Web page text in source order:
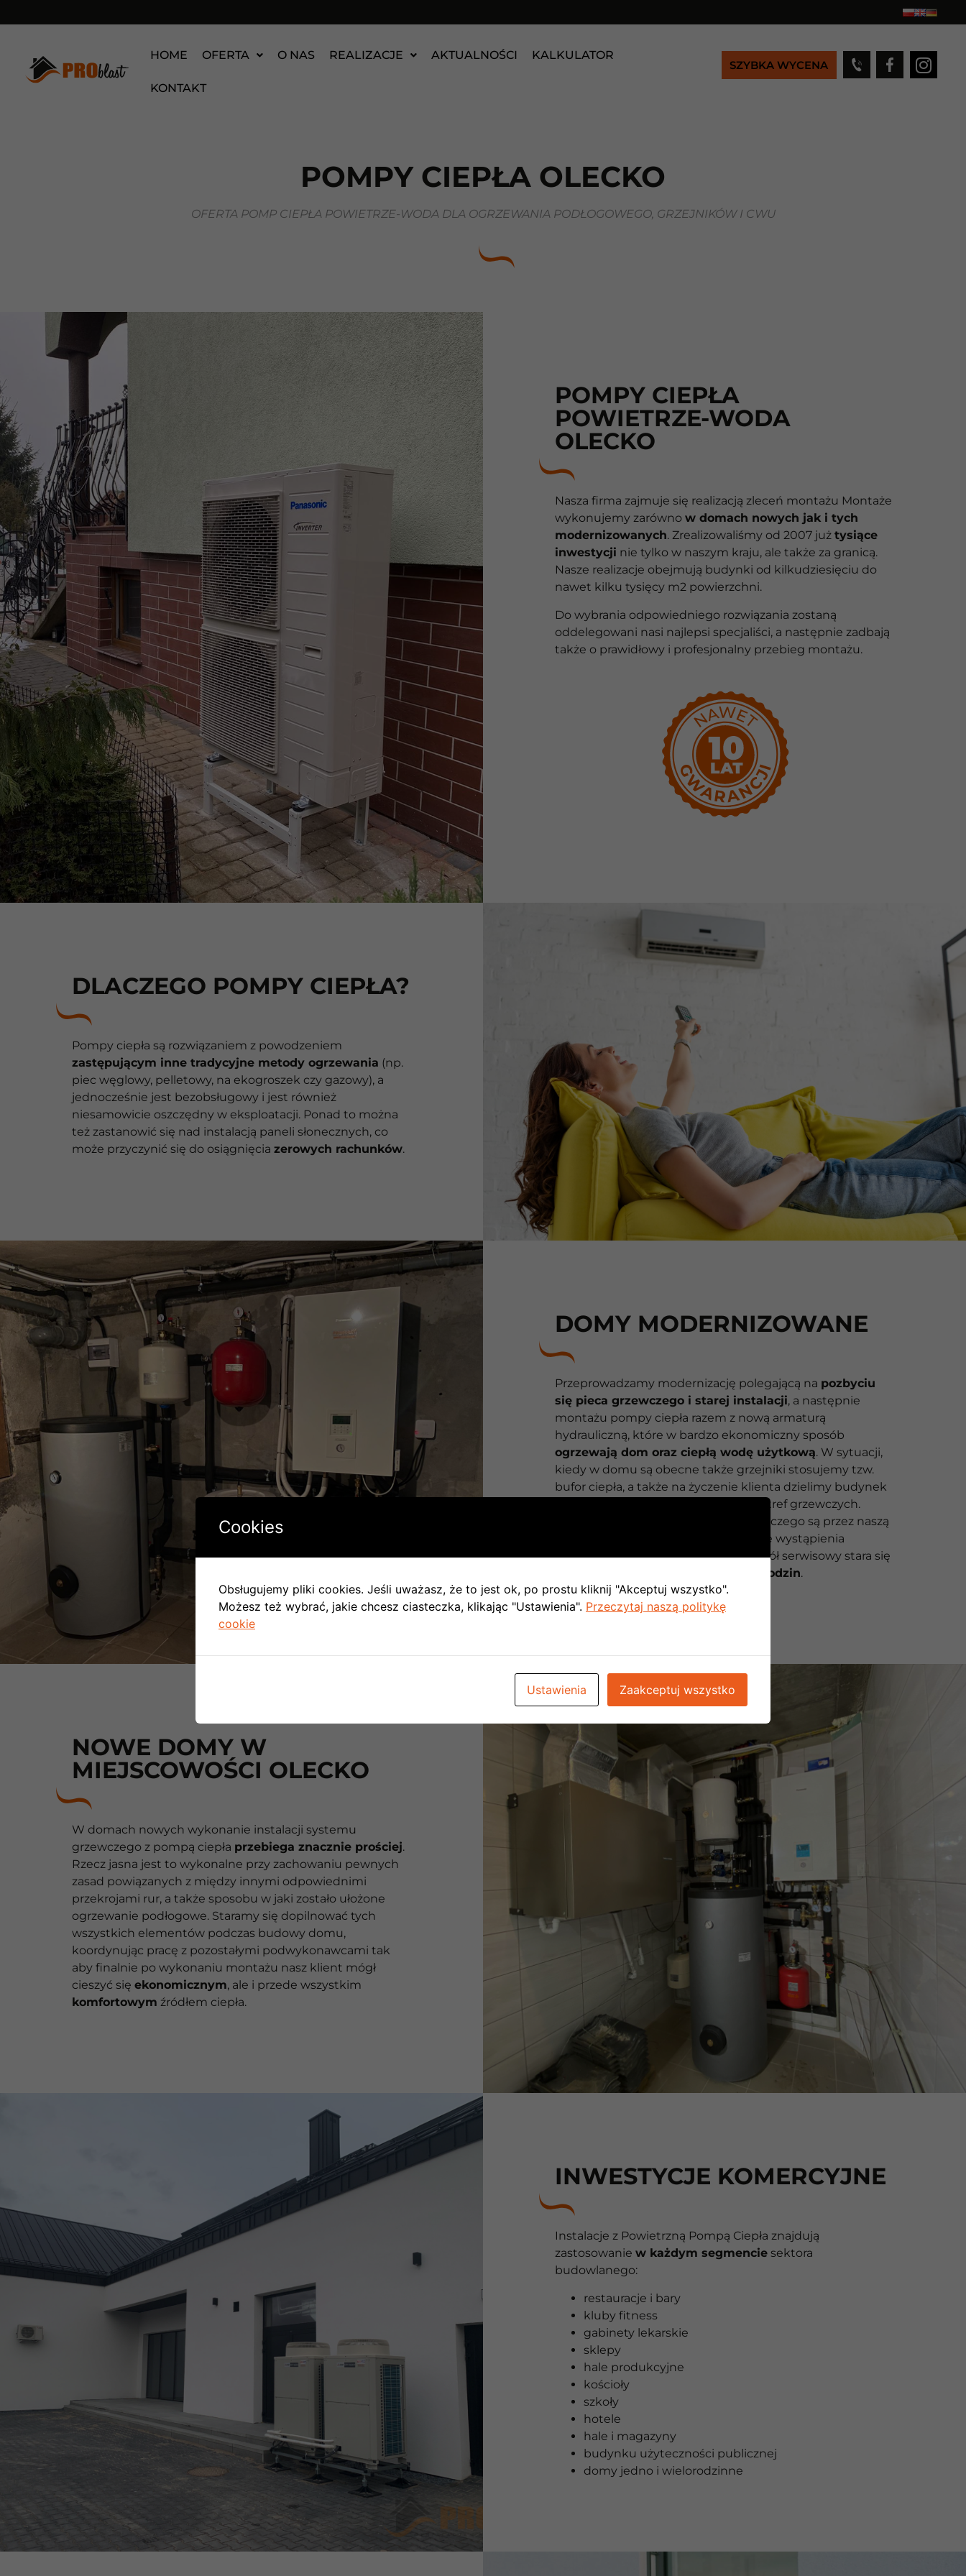
HOME OFERTA O NAS REALIZACJE AKTUALNOŚCI KALKULATOR
KONTAKT
SZYBKA WYCENA
POMPY CIEPŁA OLECKO
OFERTA POMP CIEPŁA POWIETRZE-WODA DLA OGRZEWANIA PODŁOGOWEGO, GRZEJNIKÓW I CWU
POMPY CIEPŁA
POWIETRZE-WODA
OLECKO
Nasza firma zajmuje się realizacją zleceń montażu Montaże
wykonujemy zarówno w domach nowych jak i tych
modernizowanych. Zrealizowaliśmy od 2007 już tysiące
inwestycji nie tylko w naszym kraju, ale także za granicą.
Nasze realizacje obejmują budynki od kilkudziesięciu do
nawet kilku tysięcy m2 powierzchni.
Do wybrania odpowiedniego rozwiązania zostaną
oddelegowani nasi najlepsi specjaliści, a następnie zadbają
także o prawidłowy i profesjonalny przebieg montażu.
DLACZEGO POMPY CIEPŁA?
Pompy ciepła są rozwiązaniem z powodzeniem
zastępującym inne tradycyjne metody ogrzewania (np.
piec węglowy, pelletowy, na ekogroszek czy gazowy), a
jednocześnie jest bezobsługowy i jest również
niesamowicie oszczędny w eksploatacji. Ponad to można
też zastanowić się nad instalacją paneli słonecznych, co
może przyczynić się do osiągnięcia zerowych rachunków.
DOMY MODERNIZOWANE
Przeprowadzamy modernizację polegającą na pozbyciu
się pieca grzewczego i starej instalacji, a następnie
montażu pompy ciepła razem z nową armaturą
hydrauliczną, które w bardzo ekonomiczny sposób
ogrzewają dom oraz ciepłą wodę użytkową. W sytuacji,
kiedy w domu są obecne także grzejniki stosujemy tzw.
bufor ciepła, a także na życzenie klienta dzielimy budynek
na kilka oddzielnie kontrolowanych stref grzewczych.
Parametry pracy całego układu grzewczego są przez naszą
, a w razie wystąpienia
nieprawidłowości nasz specjalny zespół serwisowy stara się
przeciągu 24 godzin.
NOWE DOMY W
MIEJSCOWOŚCI OLECKO
W domach nowych wykonanie instalacji systemu
grzewczego z pompą ciepła przebiega znacznie prościej.
Rzecz jasna jest to wykonalne przy zachowaniu pewnych
zasad powiązanych z między innymi odpowiednimi
przekrojami rur, a także sposobu w jaki zostało ułożone
ogrzewanie podłogowe. Staramy się dopilnować tych
wszystkich elementów podczas budowy domu,
koordynując pracę z pozostałymi podwykonawcami tak
aby finalnie po wykonaniu montażu nasz klient mógł
cieszyć się ekonomicznym, ale i przede wszystkim
komfortowym źródłem ciepła.
INWESTYCJE KOMERCYJNE
Instalacje z Powietrzną Pompą Ciepła znajdują
zastosowanie w każdym segmencie sektora
budowlanego:
restauracje i bary
kluby fitness
gabinety lekarskie
sklepy
hale produkcyjne
kościoły
szkoły
hotele
hale i magazyny
budynku użyteczności publicznej
domy jedno i wielorodzinne
Cookies
Obsługujemy pliki cookies. Jeśli uważasz, że to jest ok, po prostu kliknij "Akceptuj wszystko".
Możesz też wybrać, jakie chcesz ciasteczka, klikając "Ustawienia". Przeczytaj naszą politykę
cookie
Ustawienia Zaakceptuj wszystko